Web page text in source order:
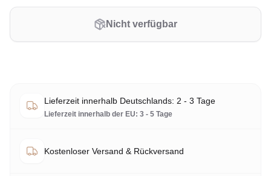
Nicht verfügbar
Lieferzeit innerhalb Deutschlands: 2 - 3 Tage
Lieferzeit innerhalb der EU: 3 - 5 Tage
Kostenloser Versand & Rückversand